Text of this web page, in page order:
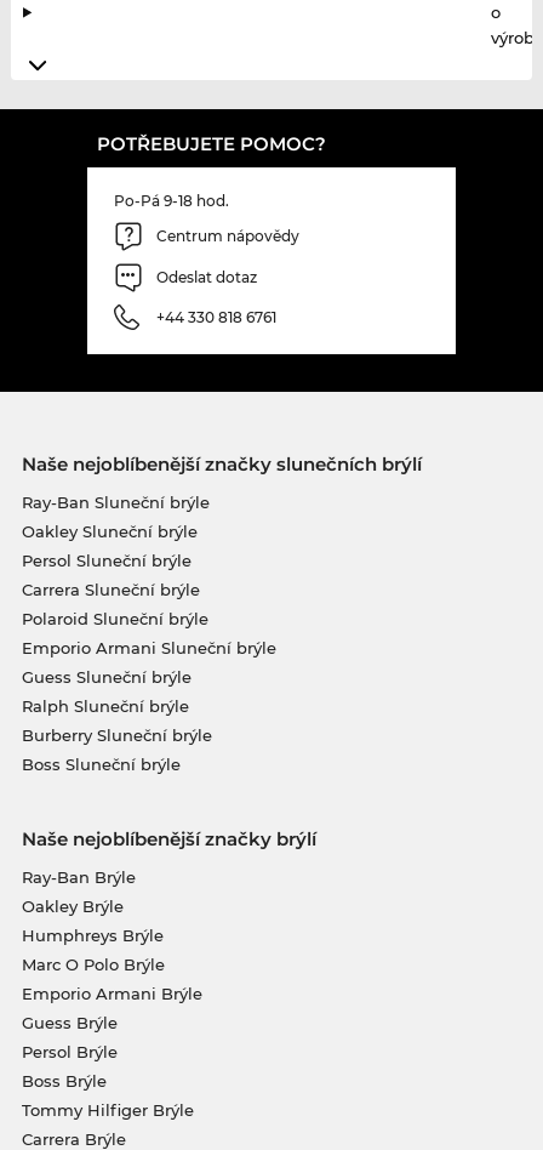
o
POTŘEBUJETE POMOC?
Po-Pá 9-18 hod.
Centrum nápovědy
Odeslat dotaz
+44 330 818 6761
Naše nejoblíbenější značky slunečních brýlí
Ray-Ban Sluneční brýle
Oakley Sluneční brýle
Persol Sluneční brýle
Carrera Sluneční brýle
Polaroid Sluneční brýle
Emporio Armani Sluneční brýle
Guess Sluneční brýle
Ralph Sluneční brýle
Burberry Sluneční brýle
Boss Sluneční brýle
Naše nejoblíbenější značky brýlí
Ray-Ban Brýle
Oakley Brýle
Humphreys Brýle
Marc O Polo Brýle
Emporio Armani Brýle
Guess Brýle
Persol Brýle
Boss Brýle
Tommy Hilfiger Brýle
Carrera Brýle